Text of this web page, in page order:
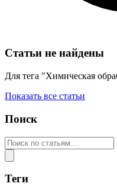
Статьи не найдены
Для тега "Химическая
Показать все статьи
Поиск
Теги